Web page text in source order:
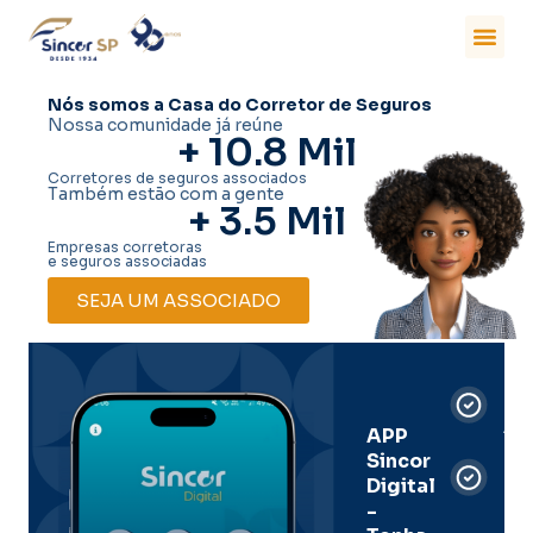
Nós somos a Casa do Corretor de Seguros
Nossa comunidade já reúne
+ 10.8 Mil
Corretores de seguros associados
Também estão com a gente
+ 3.5 Mil
Empresas corretoras
e seguros associadas
SEJA UM ASSOCIADO
APP
Sincor
Digital
-